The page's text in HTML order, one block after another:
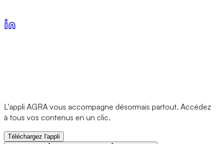
L'appli AGRA vous accompagne désormais partout. Accédez
à tous vos contenus en un clic.
Téléchargez l'appli